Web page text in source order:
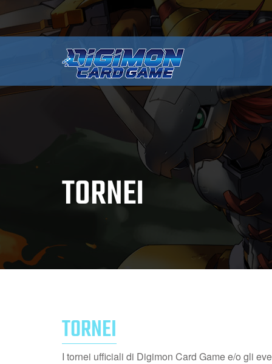
TORNEI
TORNEI
I tornei ufficiali di Digimon Card Game e/o gli